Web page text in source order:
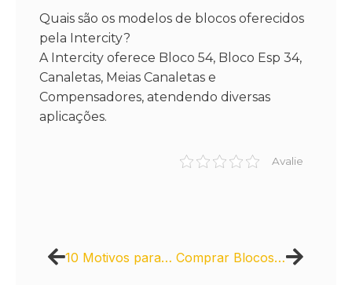
Quais são os modelos de blocos oferecidos
pela Intercity?
A Intercity oferece Bloco 54, Bloco Esp 34,
Canaletas, Meias Canaletas e
Compensadores, atendendo diversas
aplicações.
Avalie
10 Motivos para Escolher Bloco de Concreto em sua Construção Comprar Blocos de Concreto Intercity: Vantagens para Construtoras